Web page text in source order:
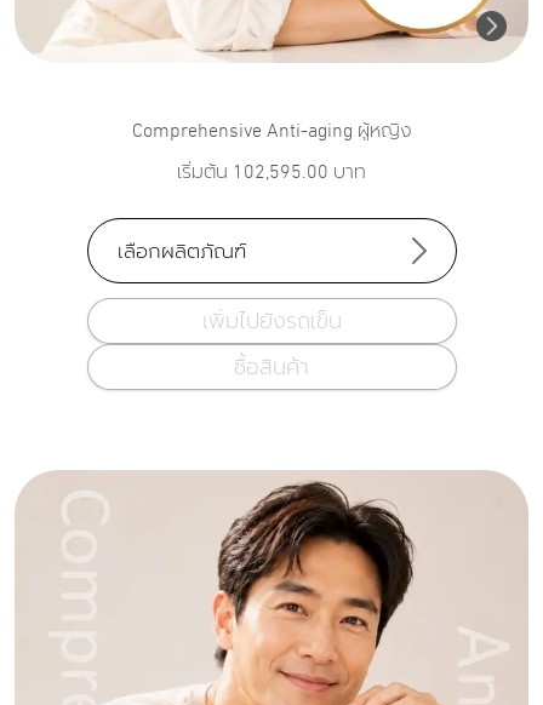
Comprehensive Anti-aging ผู้หญิง
เริ่มต้น 102,595.00 บาท
เลือกผลิตภัณฑ์
เพิ่มไปยังรถเข็น
ซื้อสินค้า